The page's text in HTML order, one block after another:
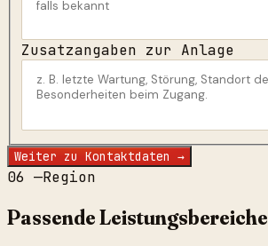
Zusatzangaben zur Anlage
Weiter zu Kontaktdaten →
06 —Region
Passende Leistungsbereiche